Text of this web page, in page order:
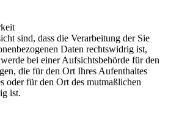
sind, dass die Verarbeitung der Sie
Daten rechtswidrig ist,
bei einer Aufsichtsbehörde für den
die für den Ort Ihres Aufenthaltes
oder für den Ort des mutmaßlichen
ist.